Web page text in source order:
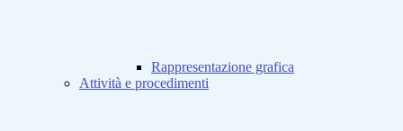
Rappresentazione grafica
Attività e procedimenti